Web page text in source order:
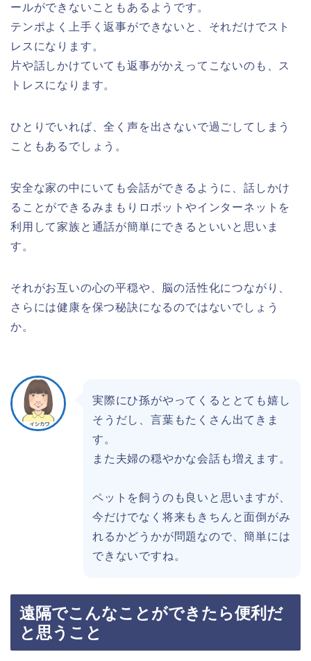
ールができないこともあるようです。
テンポよく上手く返事ができないと、それだけでスト
レスになります。
片や話しかけていても返事がかえってこないのも、ス
トレスになります。
ひとりでいれば、全く声を出さないで過ごしてしまう
こともあるでしょう。
安全な家の中にいても会話ができるように、話しかけ
ることができるみまもりロボットやインターネットを
利用して家族と通話が簡単にできるといいと思いま
す。
それがお互いの心の平穏や、脳の活性化につながり、
さらには健康を保つ秘訣になるのではないでしょう
か。
実際にひ孫がやってくるととても嬉し
そうだし、言葉もたくさん出てきま
す。
また夫婦の穏やかな会話も増えます。
ペットを飼うのも良いと思いますが、
今だけでなく将来もきちんと面倒がみ
れるかどうかが問題なので、簡単には
できないですね。
遠隔でこんなことができたら便利だ
と思うこと